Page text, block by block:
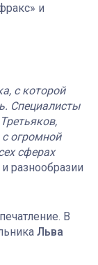
и
с которой
Специалисты
огромной
сферах
и разнообразии
В
Льва